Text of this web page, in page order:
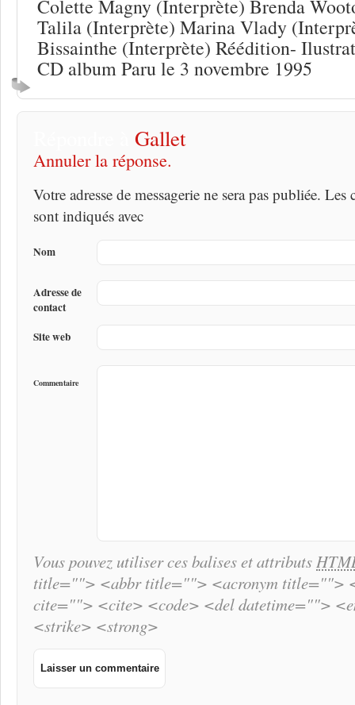
Colette Magny (Interprète) Brenda
Talila (Interprète) Marina Vlady
Bissainthe (Interprète) Réédition-
CD album Paru le 3 novembre 1995
Gallet
Annuler la réponse.
Votre adresse de messagerie ne sera pas publiée.
sont indiqués avec
Nom
Adresse de
contact
Site web
Commentaire
Vous pouvez utiliser ces balises et attributs
title=""> <abbr title=""> <acronym title="">
cite=""> <cite> <code> <del datetime="">
<strike> <strong>